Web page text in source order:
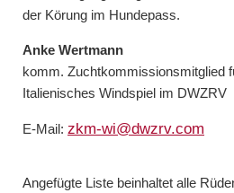
der Körung im Hundepass.
Anke Wertmann
komm. Zuchtkommissionsmitglied
Italienisches Windspiel im DWZRV
E-Mail: zkm-wi@dwzrv.com
Angefügte Liste beinhaltet alle